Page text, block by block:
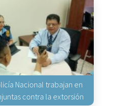
Nacional trabajan en
contra la extorsión